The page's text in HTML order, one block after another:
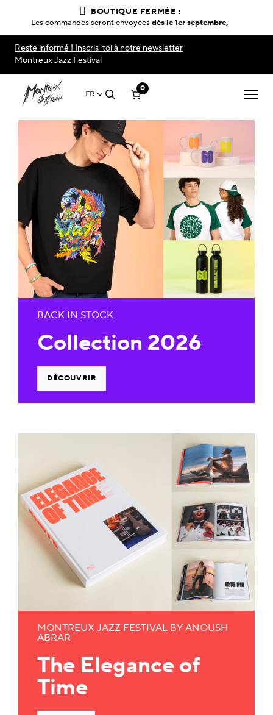
Reste informé ! Inscris-toi à notre newsletter
Montreux Jazz Festival
FR
0
BACK IN STOCK
Collection 2026
DÉCOUVRIR
MONTREUX JAZZ FESTIVAL BY ANOUSH
ABRAR
The Elegance of
Time
BOUTIQUE FERMÉE :
Les commandes seront envoyéesdès le 1er septembre,